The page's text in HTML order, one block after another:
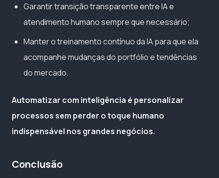
Garantir transição transparente entre IA e
atendimento humano sempre que necessário;
Manter o treinamento contínuo da IA para que ela
acompanhe mudanças do portfólio e tendências
do mercado.
Automatizar com inteligência é personalizar
processos sem perder o toque humano
indispensável nos grandes negócios.
Conclusão